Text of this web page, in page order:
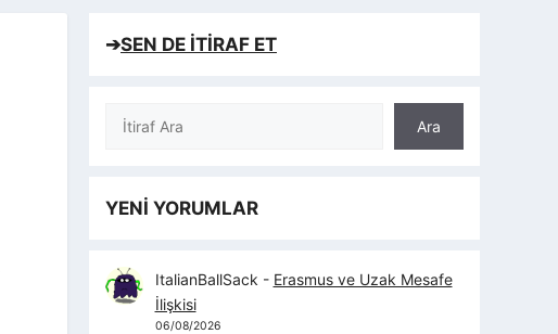
➔SEN DE İTİRAF ET
Ara
Ara
YENİ YORUMLAR
ItalianBallSack - Erasmus ve Uzak Mesafe
İlişkisi
06/08/2026